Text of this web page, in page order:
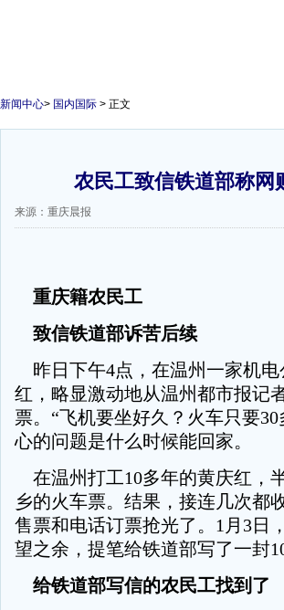
新闻中心> 国内国际 > 正文
农民工致信铁道部称网
来源：重庆晨报
重庆籍农民工
致信铁道部诉苦后续
昨日下午4点，在温州一家机
红，略显激动地从温州都市报记
票。“飞机要坐好久？火车只要
心的问题是什么时候能回家。
在温州打工10多年的黄庆红，
乡的火车票。结果，接连几次都
售票和电话订票抢光了。1月3日
望之余，提笔给铁道部写了一封
给铁道部写信的农民工找到了